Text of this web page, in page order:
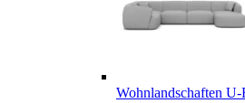
Wohnlandschaften U-